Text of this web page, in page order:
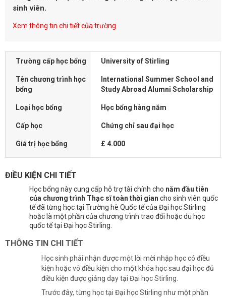
sinh viên.
Xem thông tin chi tiết của trường
Trường cấp học bổng University of Stirling
Tên chương trình học
bổng
International Summer School and
Study Abroad Alumni Scholarship
Loại học bổng Học bổng hàng năm
Cấp học Chứng chỉ sau đại học
Giá trị học bổng £ 4.000
ĐIỀU KIỆN CHI TIẾT
Học bổng này cung cấp hỗ trợ tài chính cho năm đầu tiên
của chương trình Thạc sĩ toàn thời gian cho sinh viên quốc
tế đã từng học tại Trường hè Quốc tế của Đại học Stirling
hoặc là một phần của chương trình trao đổi hoặc du học
quốc tế tại Đại học Stirling.
THÔNG TIN CHI TIẾT
Học sinh phải nhận được một lời mời nhập học có điều
kiện hoặc vô điều kiện cho một khóa học sau đại học đủ
điều kiện được giảng dạy tại Đại học Stirling.
Trước đây, từng học tại Đại học Stirling như một phần